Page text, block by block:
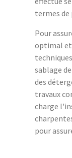
termes
Pour
optimal et
sablage
des
travaux
charge
pour